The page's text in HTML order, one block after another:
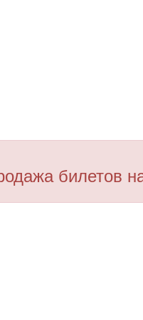
билетов